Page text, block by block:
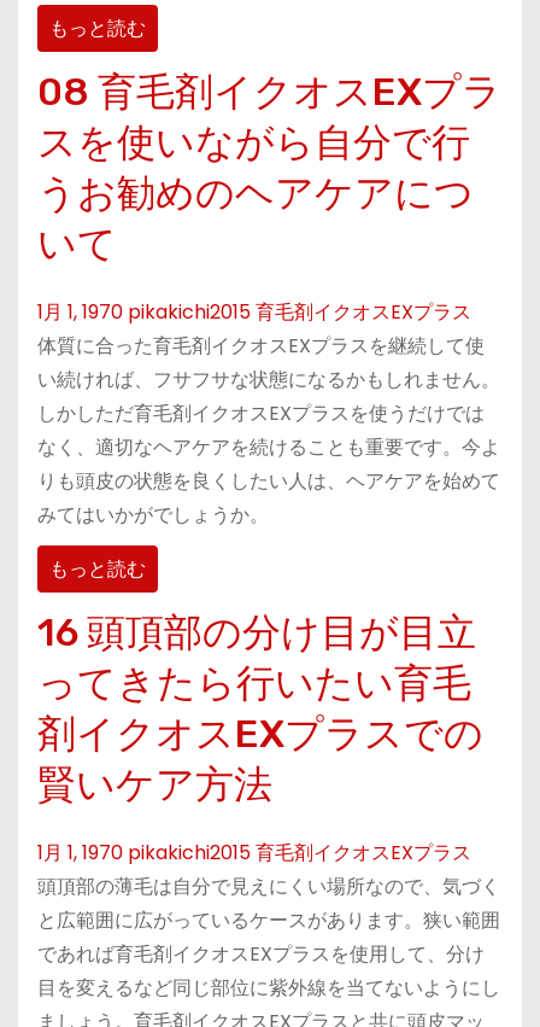
もっと読む
08 育毛剤イクオスEXプラ
スを使いながら自分で行
うお勧めのヘアケアにつ
いて
1月 1, 1970 pikakichi2015育毛剤イクオスEXプラス
体質に合った育毛剤イクオスEXプラスを継続して使
い続ければ、フサフサな状態になるかもしれません。
しかしただ育毛剤イクオスEXプラスを使うだけでは
なく、適切なヘアケアを続けることも重要です。今よ
りも頭皮の状態を良くしたい人は、ヘアケアを始めて
みてはいかがでしょうか。
もっと読む
16 頭頂部の分け目が目立
ってきたら行いたい育毛
剤イクオスEXプラスでの
賢いケア方法
1月 1, 1970 pikakichi2015育毛剤イクオスEXプラス
頭頂部の薄毛は自分で見えにくい場所なので、気づく
と広範囲に広がっているケースがあります。狭い範囲
であれば育毛剤イクオスEXプラスを使用して、分け
目を変えるなど同じ部位に紫外線を当てないようにし